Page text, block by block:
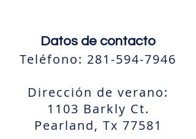
Datos de contacto
Teléfono: 281-594-7946
Dirección de verano:
1103 Barkly Ct.
Pearland, Tx 77581